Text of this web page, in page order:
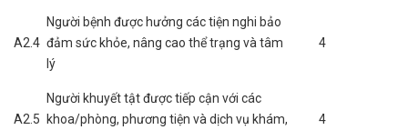
A2.4
Người bệnh được hưởng các tiện nghi bảo
đảm sức khỏe, nâng cao thể trạng và tâm
lý
4
A2.5
Người khuyết tật được tiếp cận với các
khoa/phòng, phương tiện và dịch vụ khám,
4